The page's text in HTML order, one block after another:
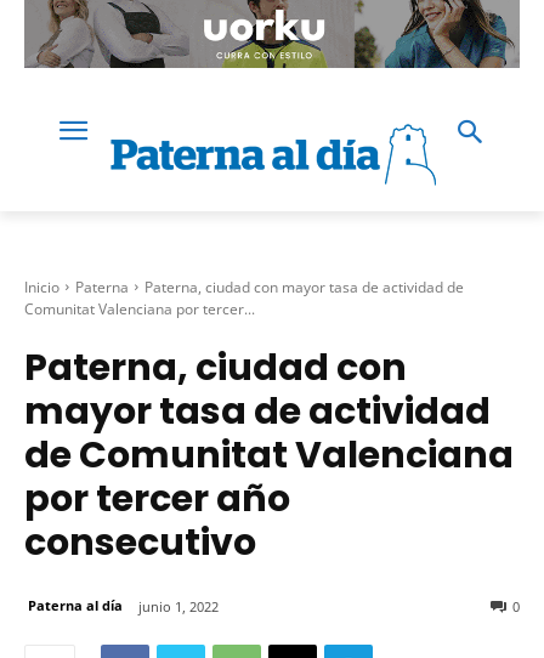
Inicio Paterna
Paterna, ciudad con mayor tasa de actividad de
Comunitat Valenciana por tercer...
Paterna, ciudad con
mayor tasa de actividad
de Comunitat Valenciana
por tercer año
consecutivo
Paterna al día junio 1, 2022 0